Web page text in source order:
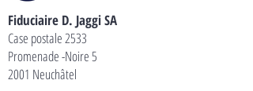
Fiduciaire D. Jaggi SA
Case postale 2533
Promenade -Noire 5
2001 Neuchâtel